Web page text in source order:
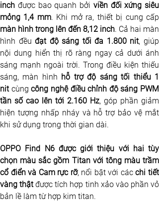
inch được bao quanh bởi viền đối xứng siêu
mỏng 1,4 mm
màn hình trong lên đến 8,12 inch. Cả hai màn
hình đều đạt độ sáng tối đa 1.800 nit, giúp
nội dung hiển thị rõ ràng ngay cả dưới ánh
sáng mạnh ngoài trời. Trong điều kiện thiếu
sáng, màn hình hỗ trợ độ sáng tối thiểu 1
nit cùng công nghệ điều chỉnh độ sáng PWM
tần số cao lên tới 2.160 Hz, góp phần giảm
hiện tượng nhấp nháy và hỗ trợ bảo vệ mắt
khi sử dụng trong thời gian dài.
OPPO Find N6 được giới thiệu với hai tùy
chọn màu sắc gồm Titan với tông màu trầm
cổ điển và Cam rực rỡ, nổi bật với các chi tiết
vàng thật được tích hợp tinh xảo vào phần vỏ
bản lề làm từ hợp kim titan.